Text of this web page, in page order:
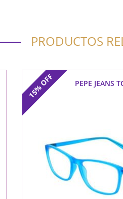
PRODUCTOS
15%
OFF PEPE JEANS